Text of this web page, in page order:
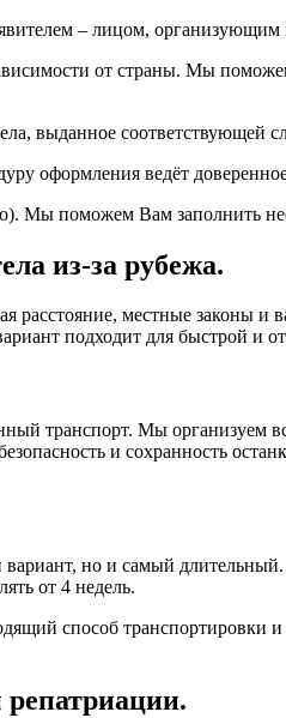
– лицом,
от страны. Мы
выданное соответствующей
оформления ведёт
Мы поможем Вам заполнить
из-за рубежа.
расстояние, местные законы
подходит для быстрой и
транспорт. Мы организуем
и сохранность
но и самый длительный.
от 4 недель.
способ транспортировки